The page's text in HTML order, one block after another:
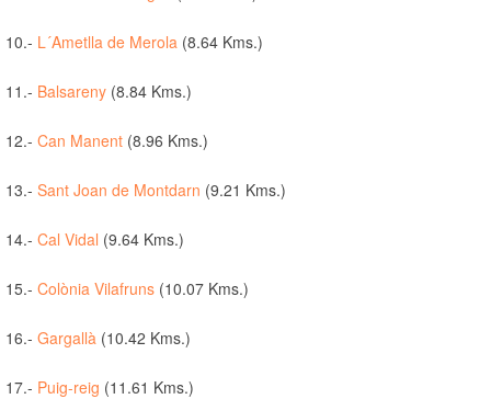
10.- L´Ametlla de Merola (8.64 Kms.)
11.- Balsareny (8.84 Kms.)
12.- Can Manent (8.96 Kms.)
13.- Sant Joan de Montdarn (9.21 Kms.)
14.- Cal Vidal (9.64 Kms.)
15.- Colònia Vilafruns (10.07 Kms.)
16.- Gargallà (10.42 Kms.)
17.- Puig-reig (11.61 Kms.)